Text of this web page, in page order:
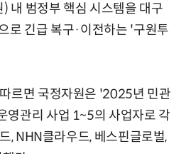
내 범정부 핵심 시스템을 대구
로 긴급 복구·이전하는 '구원투
르면 국정자원은 '2025년 민관
영관리 사업 1~5의 사업자로 각
, NHN클라우드, 베스핀글로벌,